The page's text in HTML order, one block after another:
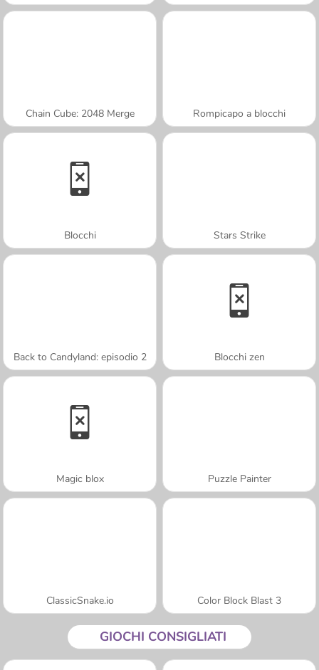
Chain Cube: 2048 Merge Rompicapo a blocchi
Blocchi Stars Strike
Back to Candyland: episodio 2 Blocchi zen
Magic blox Puzzle Painter
ClassicSnake.io Color Block Blast 3
GIOCHI CONSIGLIATI